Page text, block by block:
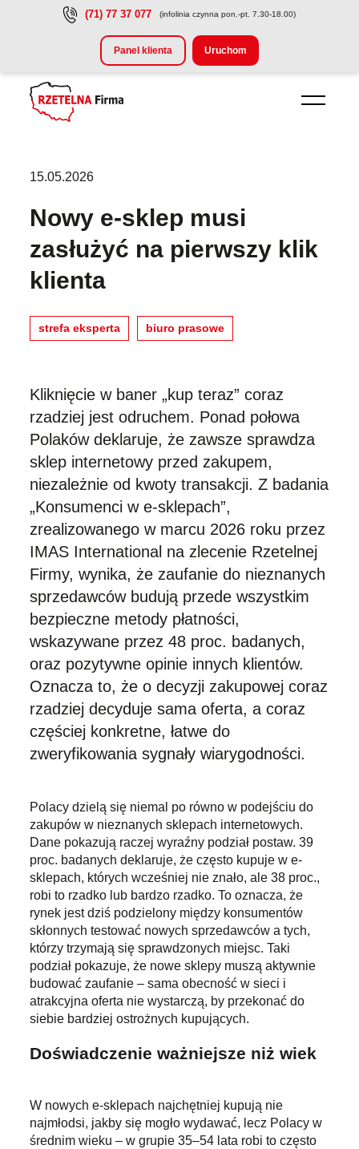
Przejdź do treści głównej
(71) 77 37 077 (infolinia czynna pon.-pt. 7.30-18.00)
Panel klienta Uruchom
15.05.2026
Nowy e-sklep musi
zasłużyć na pierwszy klik
klienta
strefa eksperta biuro prasowe
Kliknięcie w baner „kup teraz” coraz
rzadziej jest odruchem. Ponad połowa
Polaków deklaruje, że zawsze sprawdza
sklep internetowy przed zakupem,
niezależnie od kwoty transakcji. Z badania
„Konsumenci w e-sklepach”,
zrealizowanego w marcu 2026 roku przez
IMAS International na zlecenie Rzetelnej
Firmy, wynika, że zaufanie do nieznanych
sprzedawców budują przede wszystkim
bezpieczne metody płatności,
wskazywane przez 48 proc. badanych,
oraz pozytywne opinie innych klientów.
Oznacza to, że o decyzji zakupowej coraz
rzadziej decyduje sama oferta, a coraz
częściej konkretne, łatwe do
zweryfikowania sygnały wiarygodności.
Polacy dzielą się niemal po równo w podejściu do
zakupów w nieznanych sklepach internetowych.
Dane pokazują raczej wyraźny podział postaw. 39
proc. badanych deklaruje, że często kupuje w e-
sklepach, których wcześniej nie znało, ale 38 proc.,
robi to rzadko lub bardzo rzadko. To oznacza, że
rynek jest dziś podzielony między konsumentów
skłonnych testować nowych sprzedawców a tych,
którzy trzymają się sprawdzonych miejsc. Taki
podział pokazuje, że nowe sklepy muszą aktywnie
budować zaufanie – sama obecność w sieci i
atrakcyjna oferta nie wystarczą, by przekonać do
siebie bardziej ostrożnych kupujących.
Doświadczenie ważniejsze niż wiek
W nowych e-sklepach najchętniej kupują nie
najmłodsi, jakby się mogło wydawać, lecz Polacy w
średnim wieku – w grupie 35–54 lata robi to często